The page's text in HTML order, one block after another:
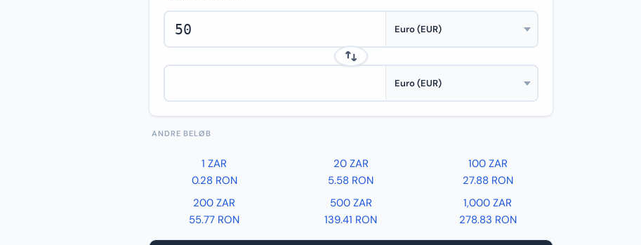
ANDRE BELØB
1 ZAR
0.28 RON
20 ZAR
5.58 RON
100 ZAR
27.88 RON
200 ZAR
55.77 RON
500 ZAR
139.41 RON
1,000 ZAR
278.83 RON